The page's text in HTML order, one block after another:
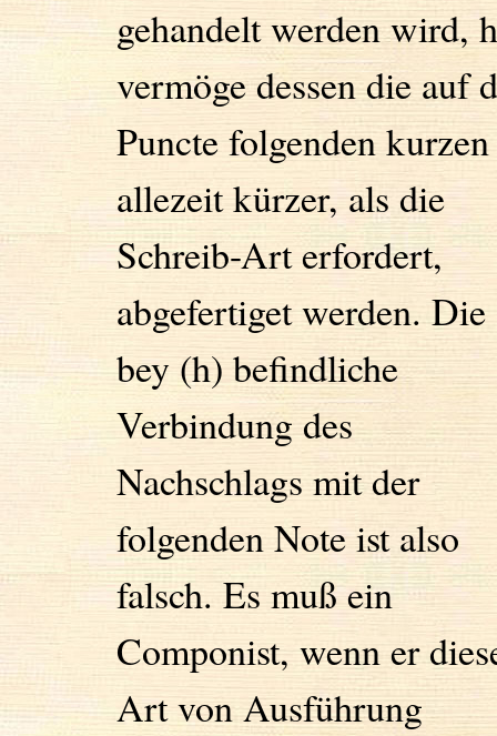
gehandelt werden wird,
vermöge dessen die auf
Puncte folgenden kurzen
allezeit kürzer, als die
Schreib-Art erfordert,
abgefertiget werden. Die
bey (h) befindliche
Verbindung des
Nachschlags mit der
folgenden Note ist also
falsch. Es muß ein
Componist, wenn er
Art von Ausführung